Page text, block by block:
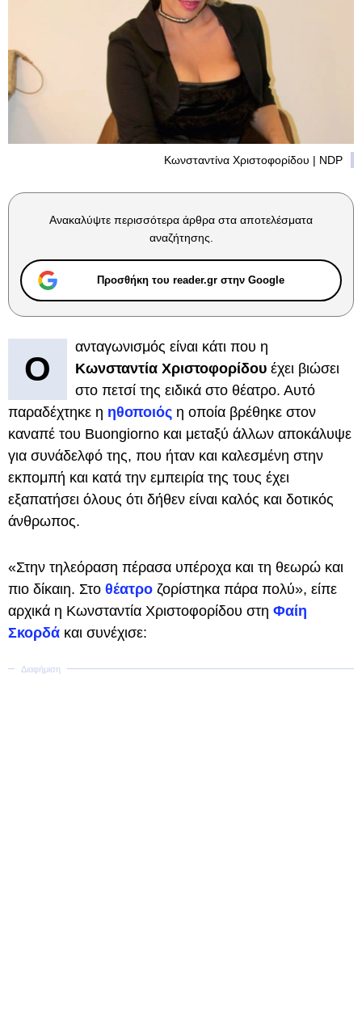
Κωνσταντίνα Χριστοφορίδου | NDP
Ανακαλύψτε περισσότερα άρθρα στα αποτελέσματα
αναζήτησης.
Προσθήκη του reader.gr στην Google
Ο
ανταγωνισμός είναι κάτι που η
Κωνσταντία Χριστοφορίδου έχει βιώσει
στο πετσί της ειδικά στο θέατρο. Αυτό
παραδέχτηκε η ηθοποιός η οποία βρέθηκε στον
καναπέ του Buongiorno και μεταξύ άλλων αποκάλυψε
για συνάδελφό της, που ήταν και καλεσμένη στην
εκπομπή και κατά την εμπειρία της τους έχει
εξαπατήσει όλους ότι δήθεν είναι καλός και δοτικός
άνθρωπος.
«Στην τηλεόραση πέρασα υπέροχα και τη θεωρώ και
πιο δίκαιη. Στο θέατρο ζορίστηκα πάρα πολύ», είπε
αρχικά η Κωνσταντία Χριστοφορίδου στη Φαίη
Σκορδά και συνέχισε: